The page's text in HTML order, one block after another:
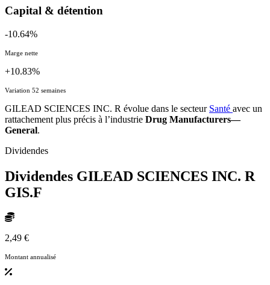
Capital & détention
-10.64%
Marge nette
+10.83%
Variation 52 semaines
GILEAD SCIENCES INC. R évolue dans le secteur Santé avec un
rattachement plus précis à l’industrie Drug Manufacturers—
General.
Dividendes
Dividendes GILEAD SCIENCES INC. R
GIS.F
2,49 €
Montant annualisé